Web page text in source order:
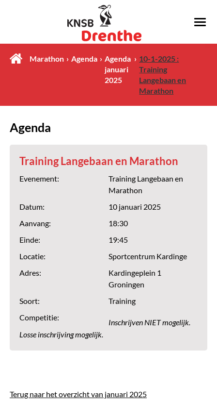
Marathon Agenda
Agenda
januari
2025
10-1-2025 :
Training
Langebaan en
Marathon
Agenda
Training Langebaan en Marathon
Evenement:
Training Langebaan en
Marathon
Datum:
10 januari 2025
Aanvang:
18:30
Einde:
19:45
Locatie:
Sportcentrum Kardinge
Adres:
Kardingeplein 1
Groningen
Soort:
Training
Competitie:
Inschrijven NIET mogelijk.
Losse inschrijving mogelijk.
Terug naar het overzicht van januari 2025